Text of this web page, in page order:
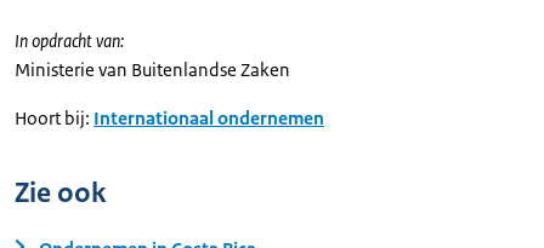
In opdracht van:
Ministerie van Buitenlandse Zaken
Hoort bij: Internationaal ondernemen
Zie ook